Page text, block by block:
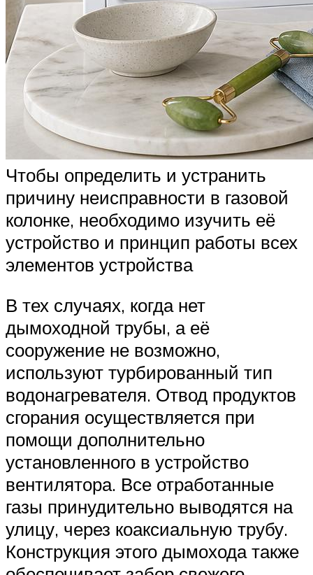
Чтобы определить и устранить
причину неисправности в газовой
колонке, необходимо изучить её
устройство и принцип работы всех
элементов устройства
В тех случаях, когда нет
дымоходной трубы, а её
сооружение не возможно,
используют турбированный тип
водонагревателя. Отвод продуктов
сгорания осуществляется при
помощи дополнительно
установленного в устройство
вентилятора. Все отработанные
газы принудительно выводятся на
улицу, через коаксиальную трубу.
Конструкция этого дымохода также